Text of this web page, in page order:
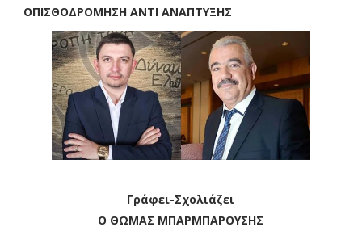
ΟΠΙΣΘΟΔΡΟΜΗΣΗ ΑΝΤΙ ΑΝΑΠΤΥΞΗΣ
Γράφει-Σχολιάζει
Ο ΘΩΜΑΣ ΜΠΑΡΜΠΑΡΟΥΣΗΣ